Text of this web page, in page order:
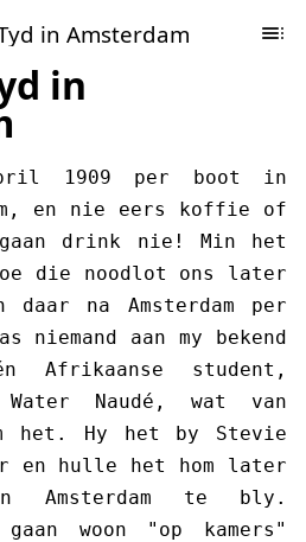
in Amsterdam
in
1909 per boot in
en nie eers koffie of
drink nie! Min het
die noodlot ons later
daar na Amsterdam per
niemand aan my bekend
Afrikaanse student,
Naudé, wat van
het. Hy het by Stevie
en hulle het hom later
Amsterdam te bly.
woon "op kamers"